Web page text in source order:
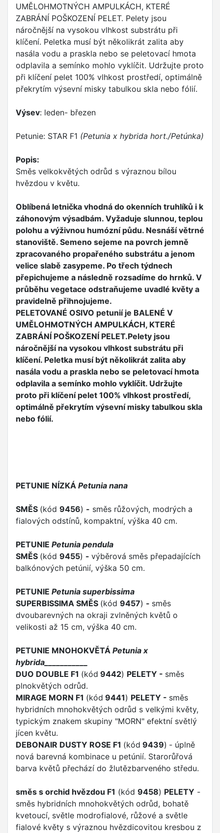
UMĚLOHMOTNÝCH AMPULKÁCH, KTERÉ
ZABRÁNÍ POŠKOZENÍ PELET. Pelety jsou
náročnější na vysokou vlhkost substrátu při
klíčení. Peletka musí být několikrát zalita aby
nasála vodu a praskla nebo se peletovací hmota
odplavila a semínko mohlo vyklíčit. Udržujte proto
při klíčení pelet 100% vlhkost prostředí, optimálně
překrytím výsevní misky tabulkou skla nebo fólií.
Výsev: leden- březen
Petunie: STAR F1 (Petunia x hybrida hort./Petúnka)
Popis:
Směs velkokvětých odrůd s výraznou bílou
hvězdou v květu.
Oblíbená letnička vhodná do okenních truhlíků i k
záhonovým výsadbám. Vyžaduje slunnou, teplou
polohu a výživnou humózní půdu. Nesnáší větrné
stanoviště. Semeno sejeme na povrch jemně
zpracovaného propařeného substrátu a jenom
velice slabě zasypeme. Po třech týdnech
přepichujeme a následně rozsadíme do hrnků. V
průběhu vegetace odstraňujeme uvadlé květy a
pravidelně přihnojujeme.
PELETOVANÉ OSIVO petunií je BALENÉ V
UMĚLOHMOTNÝCH AMPULKÁCH, KTERÉ
ZABRÁNÍ POŠKOZENÍ PELET.Pelety jsou
náročnější na vysokou vlhkost substrátu při
klíčení. Peletka musí být několikrát zalita aby
nasála vodu a praskla nebo se peletovací hmota
odplavila a semínko mohlo vyklíčit. Udržujte
proto při klíčení pelet 100% vlhkost prostředí,
optimálně překrytím výsevní misky tabulkou skla
nebo fólií.
PETUNIE NÍZKÁ Petunia nana
SMĚS (kód 9456) - směs růžových, modrých a
fialových odstínů, kompaktní, výška 40 cm.
PETUNIE Petunia pendula
SMĚS (kód 9455) - výběrová směs přepadajících
balkónových petúnií, výška 50 cm.
PETUNIE Petunia superbissima
SUPERBISSIMA SMĚS (kód 9457) - směs
dvoubarevných na okraji zvlněných květů o
velikosti až 15 cm, výška 40 cm.
PETUNIE MNOHOKVĚTÁ Petunia x
hybrida___________
DUO DOUBLE F1 (kód 9442) PELETY - směs
plnokvětých odrůd.
MIRAGE MORN F1 (kód 9441) PELETY - směs
hybridních mnohokvětých odrůd s velkými květy,
typickým znakem skupiny "MORN" efektní světlý
jícen květu.
DEBONAIR DUSTY ROSE F1 (kód 9439) - úplně
nová barevná kombinace u petúnií. Starorůřová
barva květů přechází do žlutězbarveného středu.
směs s orchid hvězdou F1 (kód 9458) PELETY -
směs hybridních mnohokvětých odrůd, bohatě
kvetoucí, světle modrofialové, růžové a světle
fialové květy s výraznou hvězdicovitou kresbou z